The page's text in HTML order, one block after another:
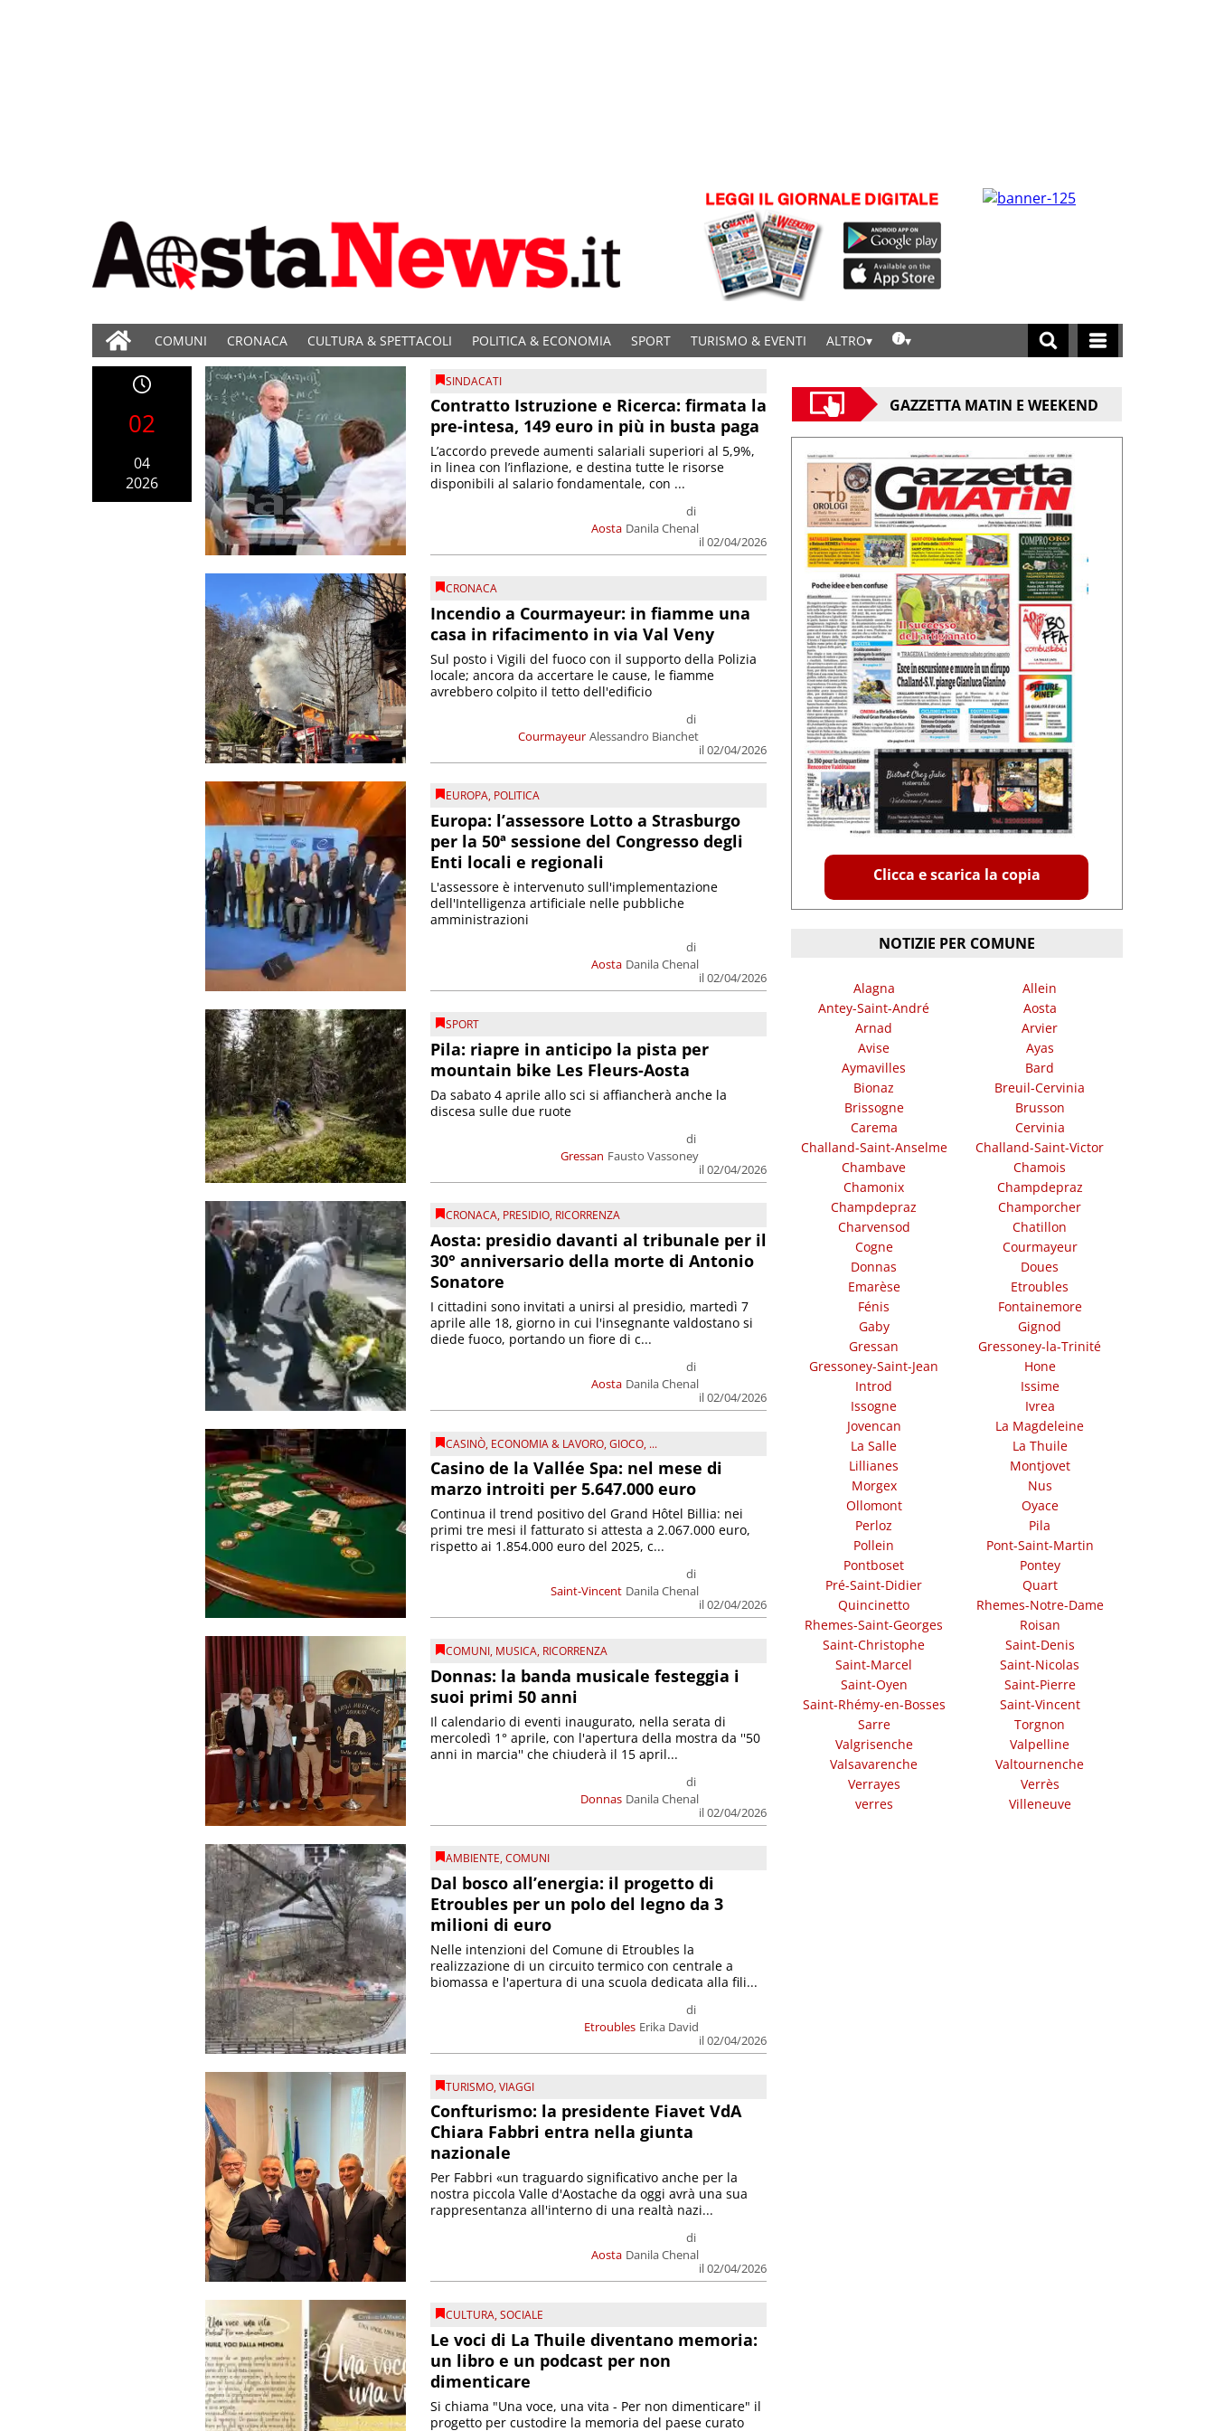
COMUNI CRONACA CULTURA & SPETTACOLI POLITICA & ECONOMIA SPORT TURISMO & EVENTI ALTRO
02
04
2026
SINDACATI
Contratto Istruzione e Ricerca: firmata la
pre-intesa, 149 euro in più in busta paga
Aosta
di
Danila Chenal
il 02/04/2026
L’accordo prevede aumenti salariali superiori al 5,9%,
in linea con l’inflazione, e destina tutte le risorse
disponibili al salario fondamentale, con ...
CRONACA
Incendio a Courmayeur: in fiamme una
casa in rifacimento in via Val Veny
Courmayeur
di
Alessandro Bianchet
il 02/04/2026
Sul posto i Vigili del fuoco con il supporto della Polizia
locale; ancora da accertare le cause, le fiamme
avrebbero colpito il tetto dell'edificio
EUROPA, POLITICA
Europa: l’assessore Lotto a Strasburgo
per la 50ª sessione del Congresso degli
Enti locali e regionali
Aosta
di
Danila Chenal
il 02/04/2026
L'assessore è intervenuto sull'implementazione
dell'Intelligenza artificiale nelle pubbliche
amministrazioni
SPORT
Pila: riapre in anticipo la pista per
mountain bike Les Fleurs-Aosta
Gressan
di
Fausto Vassoney
il 02/04/2026
Da sabato 4 aprile allo sci si affiancherà anche la
discesa sulle due ruote
CRONACA, PRESIDIO, RICORRENZA
Aosta: presidio davanti al tribunale per il
30° anniversario della morte di Antonio
Sonatore
Aosta
di
Danila Chenal
il 02/04/2026
I cittadini sono invitati a unirsi al presidio, martedì 7
aprile alle 18, giorno in cui l'insegnante valdostano si
diede fuoco, portando un fiore di c...
CASINÒ, ECONOMIA & LAVORO,GIOCO, ...
Casino de la Vallée Spa: nel mese di
marzo introiti per 5.647.000 euro
Saint-Vincent
di
Danila Chenal
il 02/04/2026
Continua il trend positivo del Grand Hôtel Billia: nei
primi tre mesi il fatturato si attesta a 2.067.000 euro,
rispetto ai 1.854.000 euro del 2025, c...
COMUNI, MUSICA, RICORRENZA
Donnas: la banda musicale festeggia i
suoi primi 50 anni
Donnas
di
Danila Chenal
il 02/04/2026
Il calendario di eventi inaugurato, nella serata di
mercoledì 1° aprile, con l'apertura della mostra da ''50
anni in marcia'' che chiuderà il 15 april...
AMBIENTE,COMUNI
Dal bosco all’energia: il progetto di
Etroubles per un polo del legno da 3
milioni di euro
Etroubles
di
Erika David
il 02/04/2026
Nelle intenzioni del Comune di Etroubles la
realizzazione di un circuito termico con centrale a
biomassa e l'apertura di una scuola dedicata alla fili...
TURISMO,VIAGGI
Confturismo: la presidente Fiavet VdA
Chiara Fabbri entra nella giunta
nazionale
Aosta
di
Danila Chenal
il 02/04/2026
Per Fabbri «un traguardo significativo anche per la
nostra piccola Valle d'Aostache da oggi avrà una sua
rappresentanza all'interno di una realtà nazi...
CULTURA,SOCIALE
Le voci di La Thuile diventano memoria:
un libro e un podcast per non
dimenticare
Si chiama "Una voce, una vita - Per non dimenticare" il
progetto per custodire la memoria del paese curato
GAZZETTA MATIN E WEEKEND
Clicca e scarica la copia
NOTIZIE PER COMUNE
Alagna
Allein
Antey-Saint-André
Aosta
Arnad
Arvier
Avise
Ayas
Aymavilles
Bard
Bionaz
Breuil-Cervinia
Brissogne
Brusson
Carema
Cervinia
Challand-Saint-Anselme
Challand-Saint-Victor
Chambave
Chamois
Chamonix
Champdepraz
Champdepraz
Champorcher
Charvensod
Chatillon
Cogne
Courmayeur
Donnas
Doues
Emarèse
Etroubles
Fénis
Fontainemore
Gaby
Gignod
Gressan
Gressoney-la-Trinité
Gressoney-Saint-Jean
Hone
Introd
Issime
Issogne
Ivrea
Jovencan
La Magdeleine
La Salle
La Thuile
Lillianes
Montjovet
Morgex
Nus
Ollomont
Oyace
Perloz
Pila
Pollein
Pont-Saint-Martin
Pontboset
Pontey
Pré-Saint-Didier
Quart
Quincinetto
Rhemes-Notre-Dame
Rhemes-Saint-Georges
Roisan
Saint-Christophe
Saint-Denis
Saint-Marcel
Saint-Nicolas
Saint-Oyen
Saint-Pierre
Saint-Rhémy-en-Bosses
Saint-Vincent
Sarre
Torgnon
Valgrisenche
Valpelline
Valsavarenche
Valtournenche
Verrayes
Verrès
verres
Villeneuve